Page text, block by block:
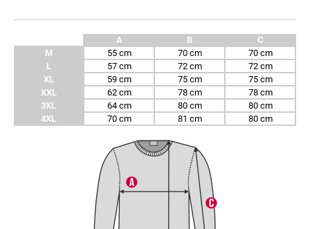
A B
C
M
55 cm 70 cm
70 cm
L
57 cm 72 cm
72 cm
XL
59 cm 75 cm
75 cm
XXL
62 cm 78 cm
78 cm
3XL
64 cm 80 cm
80 cm
4XL
70 cm 81 cm 80 cm